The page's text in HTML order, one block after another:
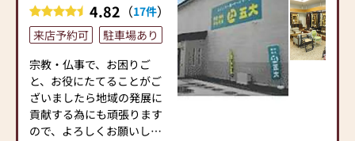
スも充実しており、移動・
修理・引き取りなど、いつ
でも迅速にサポート。
「お届けしてからが本当の
お付き合い」―― わたした
ちは、お客様の祈りのある
くらしを末永く支えます。
開中。お仏壇総在庫本数
3,000本以上。
一宮本店は15店舗中最大の
売り場面積となっておりま
す。
また、墓石の取り扱いもご
ざいますから、戒名の追加
彫り、クリーニングなどご
4.82 （17件）
来店予約可
駐車場あり
宗教・仏事で、お困りご
と、お役にたてることがご
ざいましたら地域の発展に
貢献する為にも頑張ります
ので、よろしくお願いしま